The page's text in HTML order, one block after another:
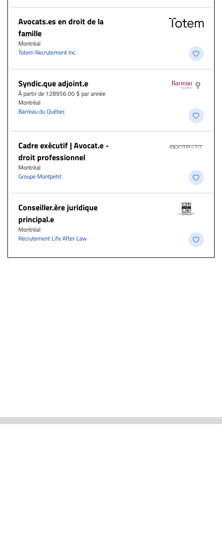
Avocats.es en droit de la
famille
Montréal
Totem Recrutement Inc.
Syndic.que adjoint.e
À partir de 128956.00 $ par année
Montréal
Barreau du Québec
Cadre exécutif | Avocat.e -
droit professionnel
Montréal
Groupe Montpetit
Conseiller.ère juridique
principal.e
Montréal
Recrutement Life After Law